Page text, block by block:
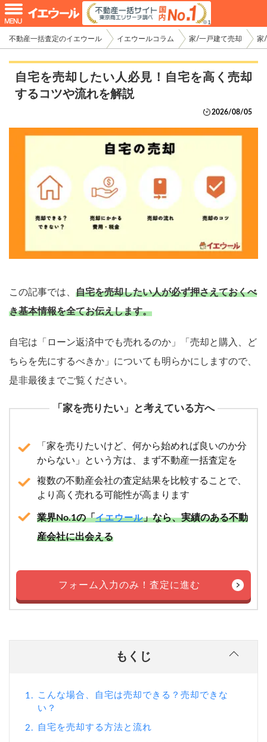
不動産一括査定のイエウール イエウールコラム 家/一戸建て売却 家
自宅を売却したい人必見！自宅を高く売却
するコツや流れを解説
2026/08/05
この記事では、 自宅を売却したい人が必ず押さえておくべ
き基本情報を全てお伝えします。
自宅は「ローン返済中でも売れるのか」「売却と購入、ど
ちらを先にするべきか」についても明らかにしますので、
是非最後までご覧ください。
「家を売りたい」と考えている方へ
「家を売りたいけど、何から始めれば良いのか分
からない」という方は、まず不動産一括査定を
複数の不動産会社の査定結果を比較することで、
より高く売れる可能性が高まります
業界No.1の「イエウール」なら、実績のある不動
産会社に出会える
フォーム入力のみ！査定に進む
もくじ
1.
こんな場合、自宅は売却できる？売却できな
い？
2. 自宅を売却する方法と流れ